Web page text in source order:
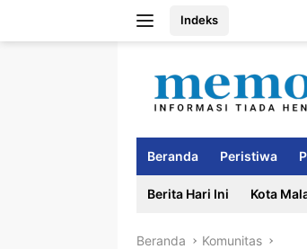
Indeks
Beranda Peristiwa
Berita Hari Ini Kota
Beranda Komunitas